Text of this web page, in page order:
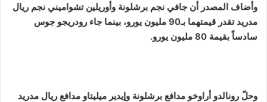
وأضاف المصدر أن جافي نجم برشلونة وأوريلين تشواميني نجم ريال
مدريد تقدر قيمتهما بـ90 مليون يورو، بينما جاء رودريجو جوس
سادساً بقيمة 80 مليون يورو.
وحلّ رونالدو أراوخو مدافع برشلونة وإيدير ميليتاو مدافع ريال مدريد